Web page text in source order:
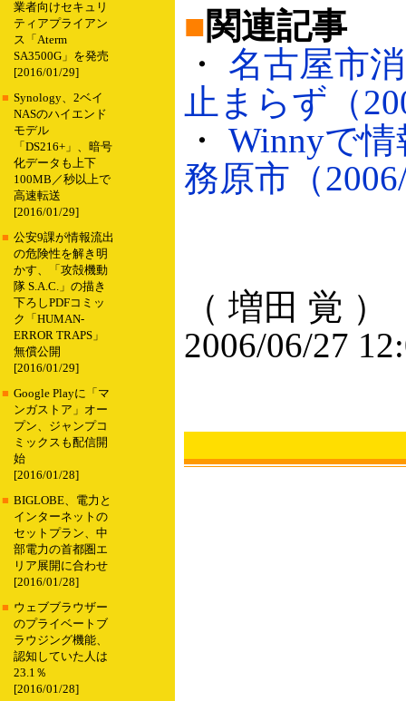
業者向けセキュリ
ティアプライアン
ス「Aterm
SA3500G」を発売
[2016/01/29]
■ Synology、2ベイ
NASのハイエンド
モデル
「DS216+」、暗号
化データも上下
100MB／秒以上で
高速転送
[2016/01/29]
■ 公安9課が情報流出
の危険性を解き明
かす、「攻殻機動
隊 S.A.C.」の描き
下ろしPDFコミッ
ク「HUMAN-
ERROR TRAPS」
無償公開
[2016/01/29]
■ Google Playに「マ
ンガストア」オー
プン、ジャンプコ
ミックスも配信開
始
[2016/01/28]
■ BIGLOBE、電力と
インターネットの
セットプラン、中
部電力の首都圏エ
リア展開に合わせ
[2016/01/28]
■ ウェブブラウザー
のプライベートブ
ラウジング機能、
認知していた人は
23.1％
[2016/01/28]
■関連記事
・ 名古屋市
止まらず（
・ Winnyで
務原市（
（ 増田 覚 ）
2006/06/27